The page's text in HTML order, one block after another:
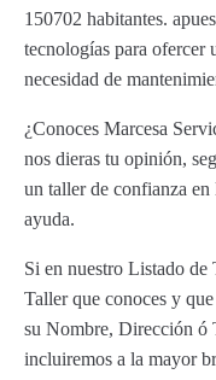
150702 habitantes.
tecnologías para ofercer
necesidad de
¿Conoces Marcesa
nos dieras tu opinión,
un taller de confianza
ayuda.
Si en nuestro Listado de
Taller que conoces y
su Nombre, Dirección ó
incluiremos a la mayor